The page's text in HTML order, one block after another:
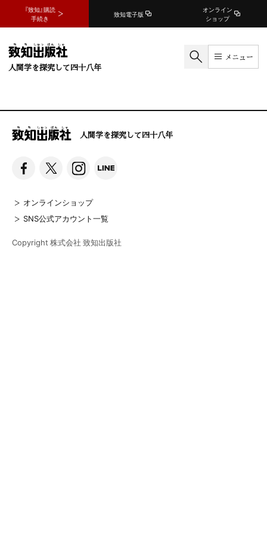
『致知』購読
手続き
致知電子版
オンライン
ショップ
人間学を探究して四十八年
メニュー
人間学を探究して四十八年
オンラインショップ
SNS公式アカウント一覧
Copyright 株式会社 致知出版社